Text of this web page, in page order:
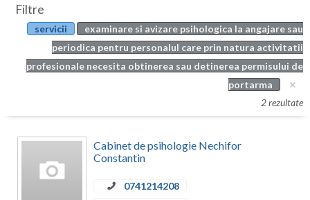
Botosani
Brasov
Caras-Severin
Articole
Evenimente
Cabinet
Filtre
servicii
examinare si avizare psihologica la angajare sau
periodica pentru personalul care prin natura activitatii
profesionale necesita obtinerea sau detinerea permisului de
portarma
2 rezultate
Cabinet de psihologie Nechifor
Constantin
0741214208